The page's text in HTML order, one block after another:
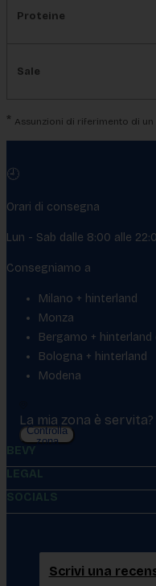
Proteine
Sale
* Assunzioni di riferimento di
🕘
Orari di consegna
Lun - Sab dalle 8:00 alle
Consegniamo a
Milano + hinterland
Monza
Bergamo + hinterland
Bologna + hinterland
Modena
La mia zona è servita?
Controlla
zona
BEVY
LEGAL
SOCIALS
Scrivi una